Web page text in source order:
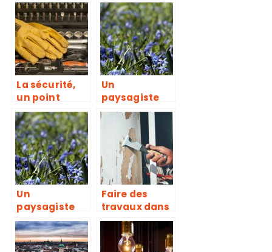
maison.
devis de
portail en
ligne ?
La sécurité,
un point
important à
ne pas
oublier lors
de vos
travaux
Un
paysagiste
dans les
environs de
Poitiers
Un
paysagiste
dans les
environs de
Poitiers
Faire des
travaux dans
sa maison
seul, une
bonne idée ?